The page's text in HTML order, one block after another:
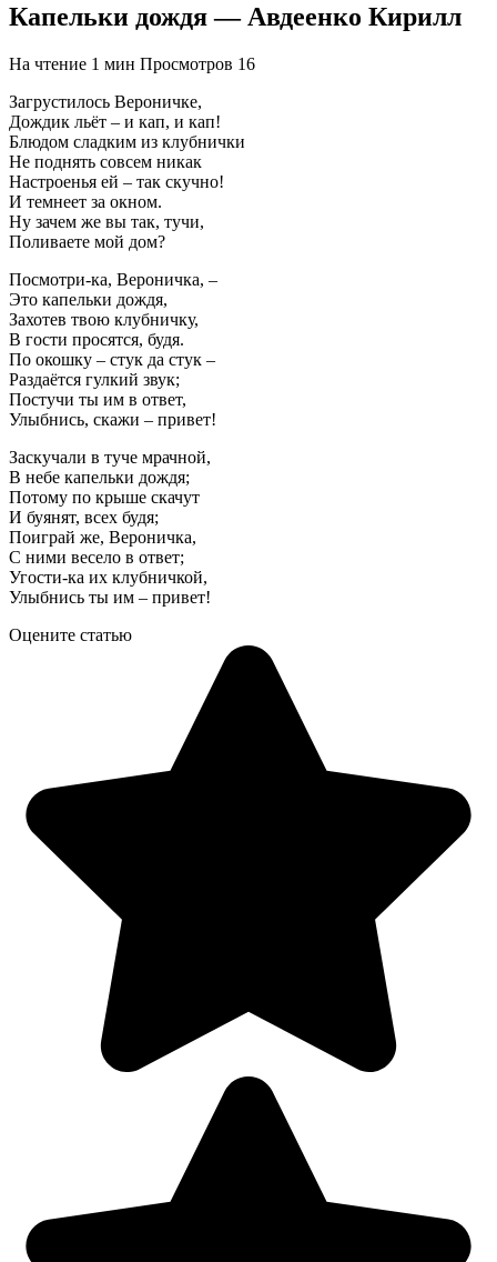
Капельки дождя — Авдеенко Кирилл
На чтение 1 мин Просмотров 16
Загрустилось Вероничке,
Дождик льёт – и кап, и кап!
Блюдом сладким из клубнички
Не поднять совсем никак
Настроенья ей – так скучно!
И темнеет за окном.
Ну зачем же вы так, тучи,
Поливаете мой дом?
Посмотри-ка, Вероничка, –
Это капельки дождя,
Захотев твою клубничку,
В гости просятся, будя.
По окошку – стук да стук –
Раздаётся гулкий звук;
Постучи ты им в ответ,
Улыбнись, скажи – привет!
Заскучали в туче мрачной,
В небе капельки дождя;
Потому по крыше скачут
И буянят, всех будя;
Поиграй же, Вероничка,
С ними весело в ответ;
Угости-ка их клубничкой,
Улыбнись ты им – привет!
Оцените статью